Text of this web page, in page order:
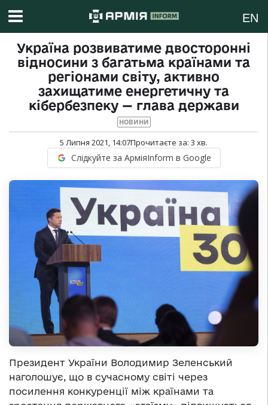
EN
Україна розвиватиме двосторонні
відносини з багатьма країнами та
регіонами світу, активно
захищатиме енергетичну та
кібербезпеку — глава держави
НОВИНИ
5 Липня 2021, 14:07Прочитаєте за: 3 хв.
Слідкуйте за АрміяInform в Google
Президент України Володимир Зеленський
наголошує, що в сучасному світі через
посилення конкуренції між країнами та